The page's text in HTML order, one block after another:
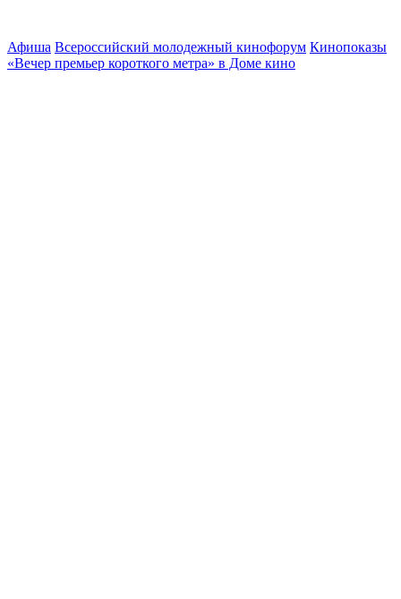
Афиша Всероссийский молодежный кинофорум Кинопоказы
«Вечер премьер короткого метра» в Доме кино